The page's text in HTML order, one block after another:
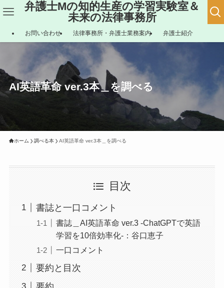
弁護士Mの知的生産の学習実験室＆
未来の法律事務所
お問い合わせ 法律事務所・弁護士業務案内 弁護士紹介
AI英語革命 ver.3本＿を調べる
ホーム 調べる本 AI英語革命 ver.3本＿を調べる
目次
書誌と一口コメント
書誌＿AI英語革命 ver.3 -ChatGPTで英語
学習を10倍効率化-：谷口恵子
一口コメント
要約と目次